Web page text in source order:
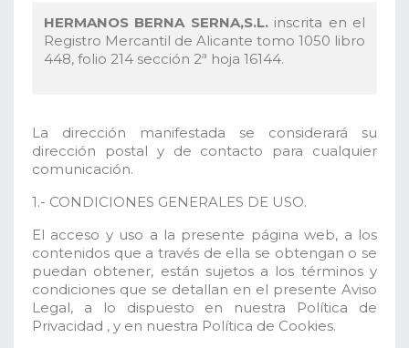
HERMANOS BERNA SERNA,S.L. inscrita en el
Registro Mercantil de Alicante tomo 1050 libro
448, folio 214 sección 2ª hoja 16144.
La dirección manifestada se considerará su
dirección postal y de contacto para cualquier
comunicación.
1.- CONDICIONES GENERALES DE USO.
El acceso y uso a la presente página web, a los
contenidos que a través de ella se obtengan o se
puedan obtener, están sujetos a los términos y
condiciones que se detallan en el presente Aviso
Legal, a lo dispuesto en nuestra Política de
Privacidad , y en nuestra Política de Cookies.